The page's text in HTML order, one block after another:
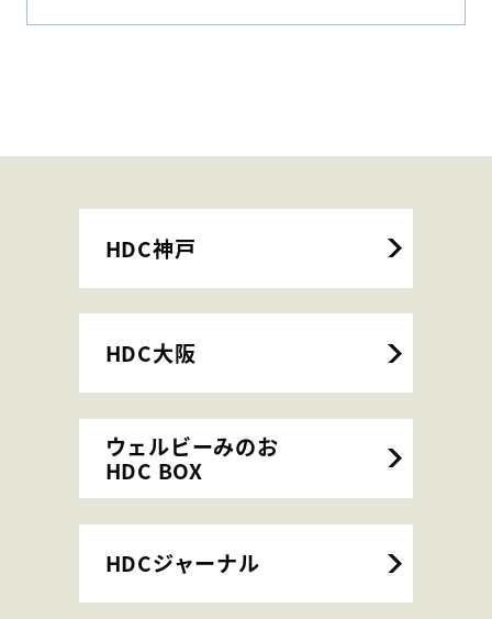
HDC神戸
HDC大阪
ウェルビーみのお
HDC BOX
HDCジャーナル